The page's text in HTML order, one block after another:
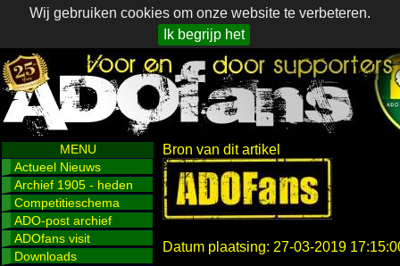
Wij gebruiken cookies om onze website te verbeteren.
Ik begrijp het
MENU
Actueel Nieuws
Archief 1905 - heden
Competitieschema
ADO-post archief
ADOfans visit
Downloads
Bron van dit artikel
Datum plaatsing: 27-03-2019